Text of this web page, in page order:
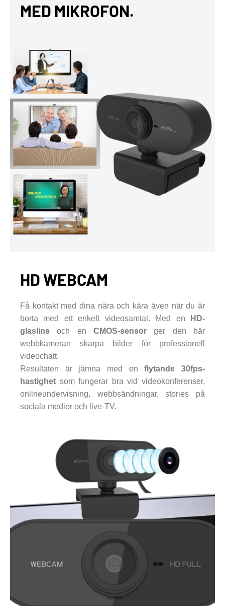
MED MIKROFON.
HD WEBCAM
Få kontakt med dina nära och kära även när du är
borta med ett enkelt videosamtal. Med en
HD-
glaslins och en CMOS-sensor ger den här
webbkameran skarpa bilder för professionell
videochatt.
Resultaten är jämna med enflytande 30fps-
hastighet som fungerar bra vid videokonferenser,
onlineundervisning, webbsändningar, stories på
sociala medier och live-TV.